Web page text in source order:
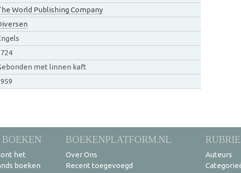
World Publishing Company
met linnen kaft
het
boeken
BOEKENPLATFORM.NL
Over Ons
Recent toegevoegd
Auteurs